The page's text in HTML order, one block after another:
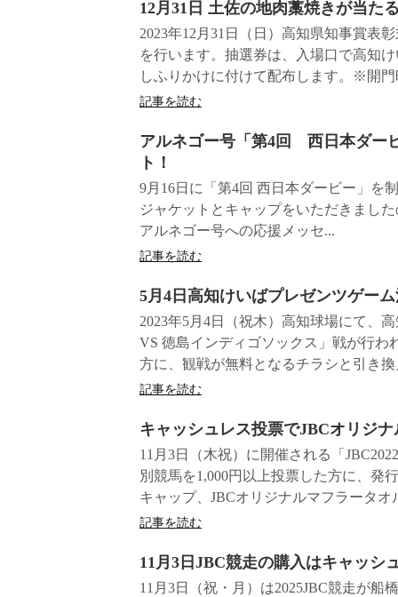
12月31日 ⼟佐の地⾁藁焼きが当た
2023年12月31日（日）高知県知事賞表
を行います。抽選券は、入場口で高知
しふりかけに付けて配布します。※開門
記事を読む
アルネゴー号「第4回 西日本ダー
ト！
9月16日に「第4回 西日本ダービー」を
ジャケットとキャップをいただきまし
アルネゴー号への応援メッセ...
記事を読む
5月4日高知けいばプレゼンツゲー
2023年5月4日（祝木）高知球場にて、
VS 徳島インディゴソックス」戦が行わ
方に、観戦が無料となるチラシと引き
記事を読む
キャッシュレス投票でJBCオリジ
11月3日（木祝）に開催される「
別競馬を1,000円以上投票した方に、発
キャップ、JBCオリジナルマフラータオ
記事を読む
11月3日JBC競走の購入はキャッ
11月3日（祝・月）は2025JBC競走が船